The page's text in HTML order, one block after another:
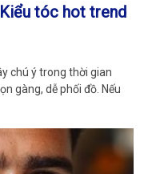
tóc hot trend
chú ý trong thời gian
gàng, dễ phối đồ. Nếu